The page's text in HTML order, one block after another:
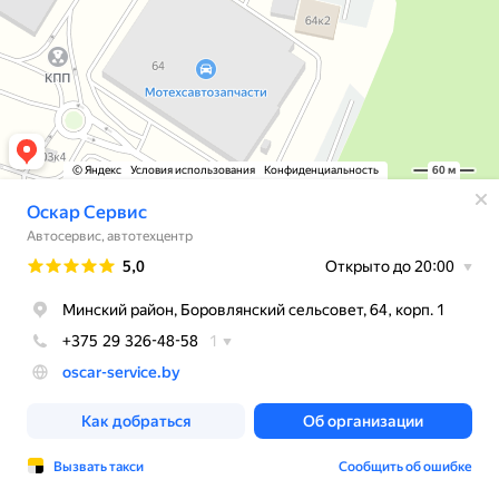
© Яндекс Условия использования Конфиденциальность 60 м
Оскар Сервис
Автосервис, автотехцентр
Рейтинг
5,0 Открыто до 20:00
Минский район, Боровлянский сельсовет, 64, корп. 1
+375 29 326-48-58
1
oscar-service.by
Как добраться Об организации
Вызвать такси Сообщить об ошибке